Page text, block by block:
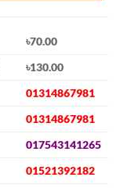
৳70.00
৳130.00
01314867981
01314867981
017543141265
01521392182